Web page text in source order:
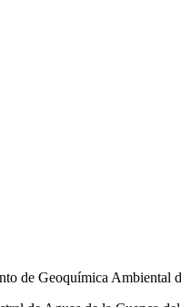
de Geoquímica